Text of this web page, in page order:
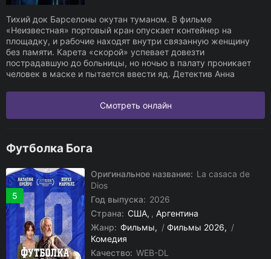
Тихий док Барселоны окутан туманом. В фильме
«Неизвестная» портовый кран опускает контейнер на
площадку, и рабочие находят внутри связанную женщину
без памяти. Карета «скорой» успевает довезти
пострадавшую до больницы, но ночью в палату проникает
человек в маске и пытается ввести яд. Детектив Анна
Смотреть онлайн
Футболка Бога
5
Оригинальное название: La casaca de
Dios
Год выпуска: 2026
Страна: США , Аргентина
Жанр: Фильмы / Фильмы 2026
/
Комедия
Качество: WEB-DL